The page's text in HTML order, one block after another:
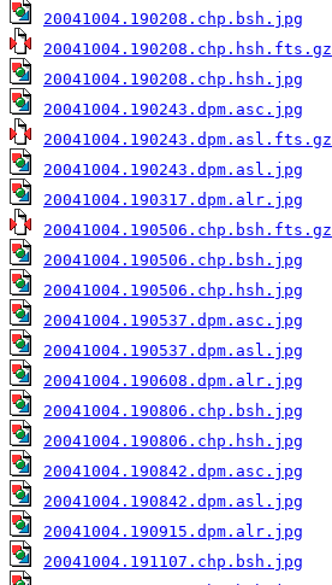
20041004.190208.chp.bsh.jpg
20041004.190208.chp.hsh.fts.gz
20041004.190208.chp.hsh.jpg
20041004.190243.dpm.asc.jpg
20041004.190243.dpm.asl.fts.gz
20041004.190243.dpm.asl.jpg
20041004.190317.dpm.alr.jpg
20041004.190506.chp.bsh.fts.gz
20041004.190506.chp.bsh.jpg
20041004.190506.chp.hsh.jpg
20041004.190537.dpm.asc.jpg
20041004.190537.dpm.asl.jpg
20041004.190608.dpm.alr.jpg
20041004.190806.chp.bsh.jpg
20041004.190806.chp.hsh.jpg
20041004.190842.dpm.asc.jpg
20041004.190842.dpm.asl.jpg
20041004.190915.dpm.alr.jpg
20041004.191107.chp.bsh.jpg